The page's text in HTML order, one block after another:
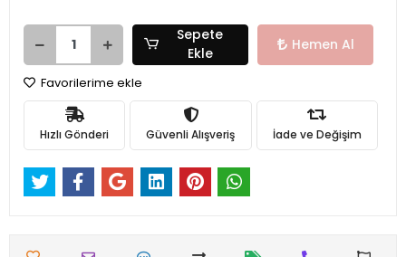
Sepete
Ekle
Hemen Al
Favorilerime ekle
Hızlı Gönderi Güvenli Alışveriş İade ve Değişim